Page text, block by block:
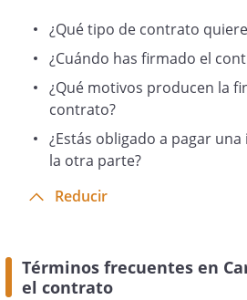
¿Qué tipo de contrato
¿Cuándo has firmado el
¿Qué motivos producen la
contrato?
¿Estás obligado a pagar
la otra parte?
Reducir
Términos frecuentes en
el contrato